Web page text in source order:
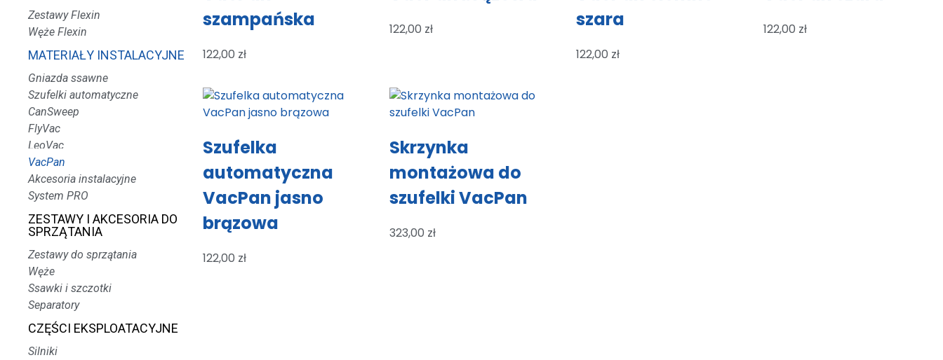
Zestawy Flexin
Węże Flexin
MATERIAŁY INSTALACYJNE
Gniazda ssawne
Szufelki automatyczne
CanSweep
FlyVac
LeoVac
VacPan
Akcesoria instalacyjne
System PRO
ZESTAWY I AKCESORIA DO
SPRZĄTANIA
Zestawy do sprzątania
Węże
Ssawki i szczotki
Separatory
CZĘŚCI EKSPLOATACYJNE
Silniki
szampańska
122,00 zł
122,00 zł
szara
122,00 zł
122,00 zł
Szufelka
automatyczna
VacPan jasno
brązowa
122,00 zł
Skrzynka
montażowa do
szufelki VacPan
323,00 zł